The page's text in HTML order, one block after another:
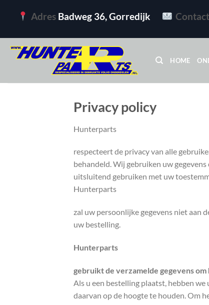
Adres Badweg 36, Gorredijk Contact
HOME
Privacy policy
Hunterparts
respecteert de privacy van alle
behandeld. Wij gebruiken uw
uitsluitend gebruiken met uw
Hunterparts
zal uw persoonlijke gegevens niet aan
uw bestelling.
Hunterparts
gebruikt de verzamelde gegevens
Als u een bestelling plaatst, hebben
daarvan op de hoogte te houden. Om